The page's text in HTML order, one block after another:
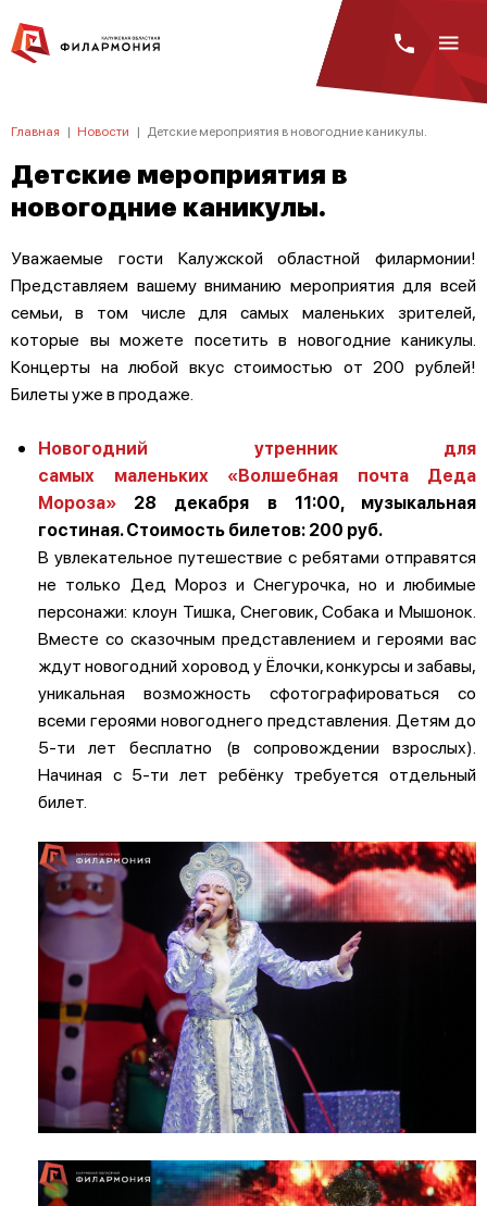
Главная | Новости | Детские мероприятия в новогодние каникулы.
Детские мероприятия в
новогодние каникулы.
Уважаемые гости Калужской областной филармонии!
Представляем вашему вниманию мероприятия для всей
семьи, в том числе для самых маленьких зрителей,
которые вы можете посетить в новогодние каникулы.
Концерты на любой вкус стоимостью от 200 рублей!
Билеты уже в продаже.
Новогодний утренник для
самых маленьких «Волшебная почта Деда
Мороза» 28 декабря в 11:00, музыкальная
гостиная. Стоимость билетов: 200 руб.
В увлекательное путешествие с ребятами отправятся
не только Дед Мороз и Снегурочка, но и любимые
персонажи: клоун Тишка, Снеговик, Собака и Мышонок.
Вместе со сказочным представлением и героями вас
ждут новогодний хоровод у Ёлочки, конкурсы и забавы,
уникальная возможность сфотографироваться со
всеми героями новогоднего представления. Детям до
5-ти лет бесплатно (в сопровождении взрослых).
Начиная с 5-ти лет ребёнку требуется отдельный
билет.